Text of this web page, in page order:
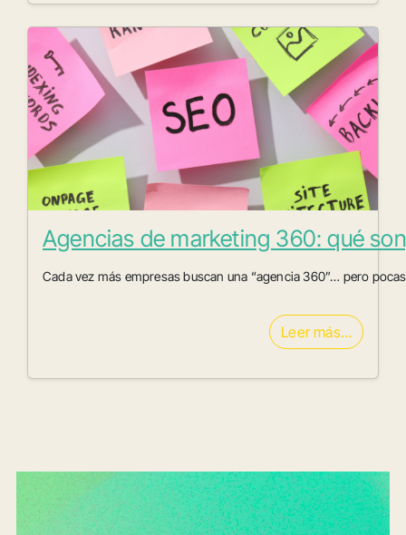
Agencias de marketing 360: qué
Cada vez más empresas buscan una “agencia 360”… pero
Leer más…